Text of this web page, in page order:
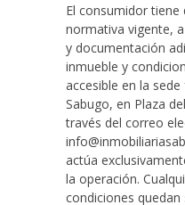
El consumidor
normativa vigente,
y documentación
inmueble y
accesible en la
Sabugo, en Plaza
través del correo
actúa
la operación.
condiciones